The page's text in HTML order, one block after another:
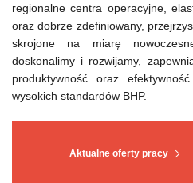
Aktualne oferty pracy
regionalne centra operacyjne,
oraz dobrze zdefiniowany,
skrojone na miarę
doskonalimy i rozwijamy,
produktywność oraz
wysokich standardów BHP.